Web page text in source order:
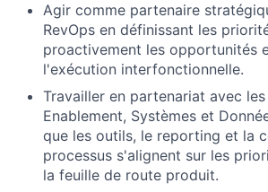
Agir comme partenaire
RevOps en définissant les
proactivement les opportunités
l'exécution interfonctionnelle.
Travailler en partenariat avec
Enablement, Systèmes et
que les outils, le reporting et la
processus s'alignent sur les
la feuille de route produit.